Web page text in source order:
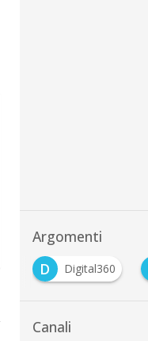
Argomenti
D
Digital360
Canali